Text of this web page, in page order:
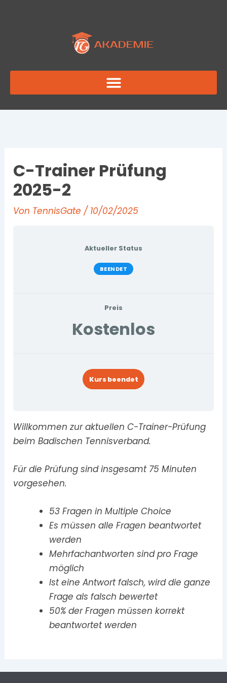
C-Trainer Prüfung
2025-2
Von TennisGate / 10/02/2025
Aktueller Status
BEENDET
Preis
Kostenlos
Kurs beendet
Willkommen zur aktuellen C-Trainer-Prüfung
beim Badischen Tennisverband.
Für die Prüfung sind insgesamt 75 Minuten
vorgesehen.
53 Fragen in Multiple Choice
Es müssen alle Fragen beantwortet
werden
Mehrfachantworten sind pro Frage
möglich
Ist eine Antwort falsch, wird die ganze
Frage als falsch bewertet
50% der Fragen müssen korrekt
beantwortet werden